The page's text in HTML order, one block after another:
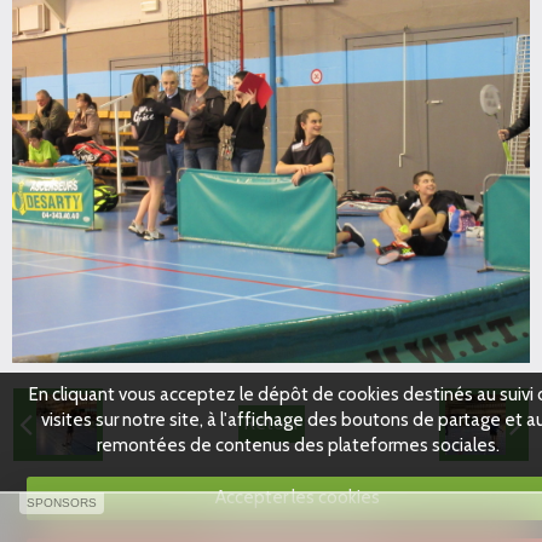
Retour
SPONSORS
En cliquant vous acceptez le dépôt de cookies destinés au suivi
visites sur notre site, à l'affichage des boutons de partage et
remontées de contenus des plateformes sociales.
Accepter les cookies